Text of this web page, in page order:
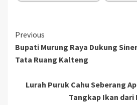
Continue
Reading
Previous
Bupati Murung Raya Dukung
Tata Ruang Kalteng
Lurah Puruk Cahu Seberang
Tangkap Ikan dari